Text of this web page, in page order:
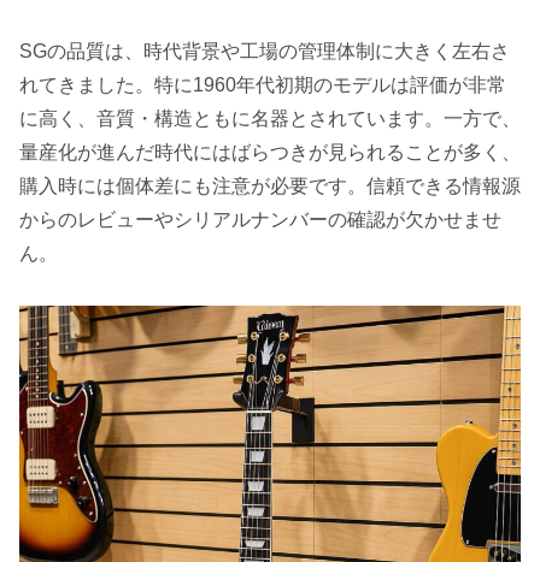
SGの品質は、時代背景や工場の管理体制に大きく左右さ
れてきました。特に1960年代初期のモデルは評価が非常
に高く、音質・構造ともに名器とされています。一方で、
量産化が進んだ時代にはばらつきが見られることが多く、
購入時には個体差にも注意が必要です。信頼できる情報源
からのレビューやシリアルナンバーの確認が欠かせませ
ん。